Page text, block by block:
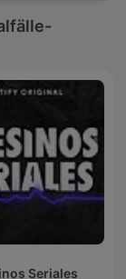
Seriales